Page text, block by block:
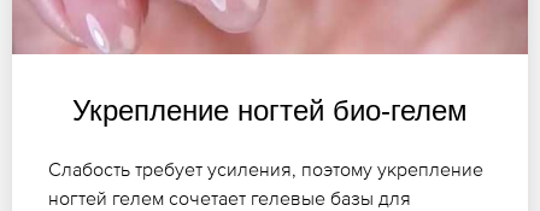
Укрепление ногтей био-гелем
Слабость требует усиления, поэтому укрепление
ногтей гелем сочетает гелевые базы для